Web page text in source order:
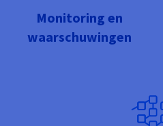
Monitoring en
waarschuwingen